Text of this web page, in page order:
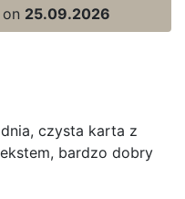
25.09.2026
czysta karta z
bardzo dobry